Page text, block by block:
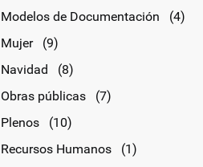
Modelos de Documentación
(4)
Mujer
(9)
Navidad
(8)
Obras públicas
(7)
Plenos
(10)
Recursos Humanos
(1)